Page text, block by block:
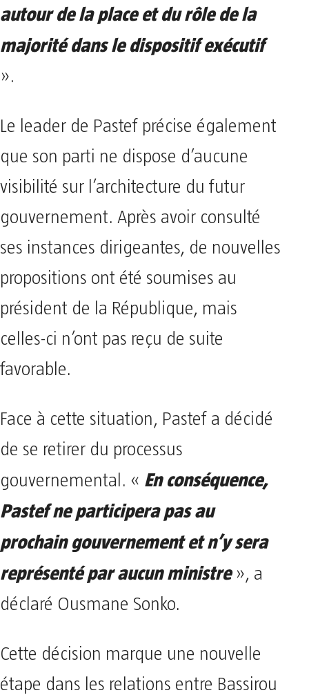
autour de la place et du rôle de la
majorité dans le dispositif exécutif
».
Le leader de Pastef précise également
que son parti ne dispose d’aucune
visibilité sur l’architecture du futur
gouvernement. Après avoir consulté
ses instances dirigeantes, de nouvelles
propositions ont été soumises au
président de la République, mais
celles-ci n’ont pas reçu de suite
favorable.
Face à cette situation, Pastef a décidé
de se retirer du processus
gouvernemental. « En conséquence,
Pastef ne participera pas au
prochain gouvernement et n’y sera
représenté par aucun ministre», a
déclaré Ousmane Sonko.
Cette décision marque une nouvelle
étape dans les relations entre Bassirou